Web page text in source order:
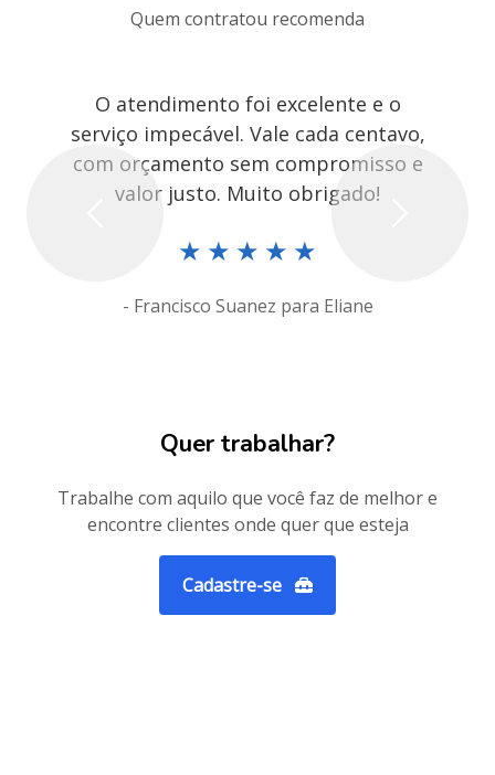
Quem contratou recomenda
O atendimento foi excelente e o
serviço impecável. Vale cada centavo,
com orçamento sem compromisso e
valor justo. Muito obrigado!
★ ★ ★ ★ ★
- Francisco Suanez para Eliane
Quer trabalhar?
Trabalhe com aquilo que você faz de melhor e
encontre clientes onde quer que esteja
Cadastre-se